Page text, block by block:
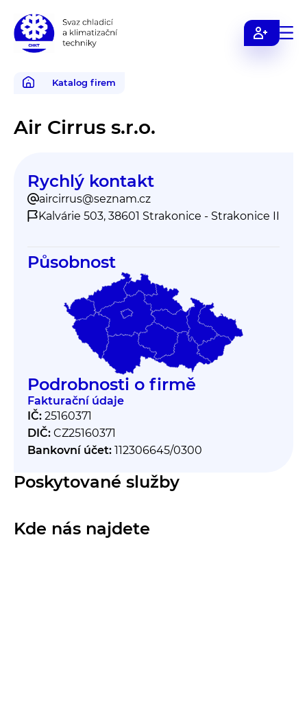
Svaz
chladicí
klimatizační
Katalog firem
Air Cirrus s.r.o.
Poskytované služby
Kde nás najdete
Rychlý kontakt
aircirrus@seznam.cz
Kalvárie 503, 38601 Strakonice - Strakonice II
Působnost
Podrobnosti o firmě
Fakturační údaje
IČ: 25160371
DIČ: CZ25160371
Bankovní účet: 112306645/0300